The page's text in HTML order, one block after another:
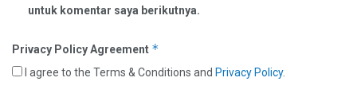
untuk komentar saya berikutnya.
Privacy Policy Agreement *
I agree to the Terms & Conditions and Privacy Policy.